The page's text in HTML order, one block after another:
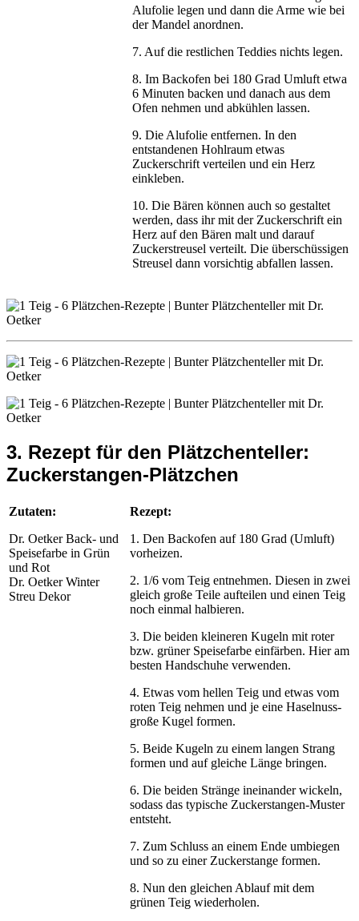
Alufolie legen und dann die Arme wie bei
der Mandel anordnen.
7. Auf die restlichen Teddies nichts legen.
8. Im Backofen bei 180 Grad Umluft etwa
6 Minuten backen und danach aus dem
Ofen nehmen und abkühlen lassen.
9. Die Alufolie entfernen. In den
entstandenen Hohlraum etwas
Zuckerschrift verteilen und ein Herz
einkleben.
10. Die Bären können auch so gestaltet
werden, dass ihr mit der Zuckerschrift ein
Herz auf den Bären malt und darauf
Zuckerstreusel verteilt. Die überschüssigen
Streusel dann vorsichtig abfallen lassen.
3. Rezept für den Plätzchenteller:
Zuckerstangen-Plätzchen
Zutaten:
Dr. Oetker Back- und
Speisefarbe in Grün
und Rot
Dr. Oetker Winter
Streu Dekor
Rezept:
1. Den Backofen auf 180 Grad (Umluft)
vorheizen.
2. 1/6 vom Teig entnehmen. Diesen in zwei
gleich große Teile aufteilen und einen Teig
noch einmal halbieren.
3. Die beiden kleineren Kugeln mit roter
bzw. grüner Speisefarbe einfärben. Hier am
besten Handschuhe verwenden.
4. Etwas vom hellen Teig und etwas vom
roten Teig nehmen und je eine Haselnuss-
große Kugel formen.
5. Beide Kugeln zu einem langen Strang
formen und auf gleiche Länge bringen.
6. Die beiden Stränge ineinander wickeln,
sodass das typische Zuckerstangen-Muster
entsteht.
7. Zum Schluss an einem Ende umbiegen
und so zu einer Zuckerstange formen.
8. Nun den gleichen Ablauf mit dem
grünen Teig wiederholen.